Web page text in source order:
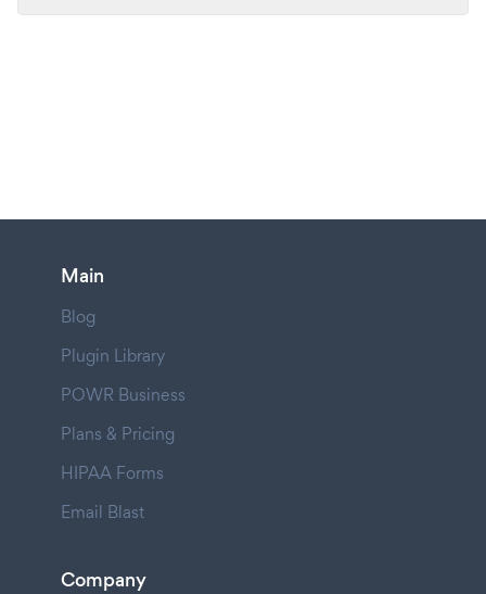
Main
Blog
Plugin Library
POWR Business
Plans & Pricing
HIPAA Forms
Email Blast
Company